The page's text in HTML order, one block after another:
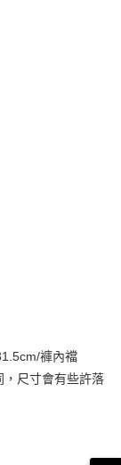
。 讓您購物簡單
AFTEE先享後付」
褲內襠
尺寸會有些許落